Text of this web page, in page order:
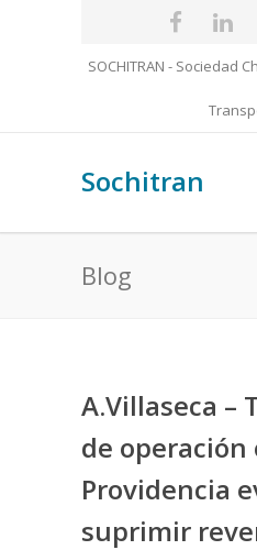
SOCHITRAN - Sociedad
Sochitran
Blog
A.Villaseca –
de operación
Providencia
suprimir